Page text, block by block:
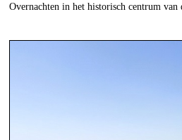
Overnachten in het historisch centrum van